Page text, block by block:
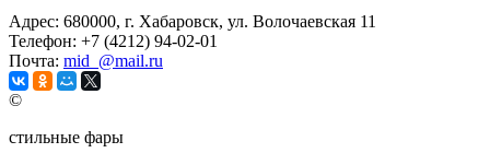
Адрес: 680000, г. Хабаровск, ул. Волочаевская 11
Телефон: +7 (4212) 94-02-01
Почта: mid_@mail.ru
©
стильные фары